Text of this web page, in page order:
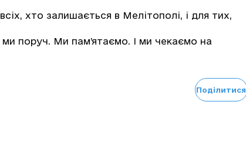
хто залишається в Мелітополі, і для тих,
поруч. Ми пам’ятаємо. І ми чекаємо на
Поділитися